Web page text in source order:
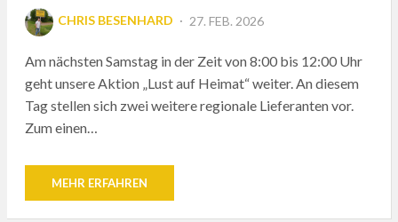
CHRIS BESENHARD
POSTED
27. FEB. 2026
Am nächsten Samstag in der Zeit von 8:00 bis 12:00 Uhr
geht unsere Aktion „Lust auf Heimat“ weiter. An diesem
Tag stellen sich zwei weitere regionale Lieferanten vor.
Zum einen…
MEHR ERFAHREN